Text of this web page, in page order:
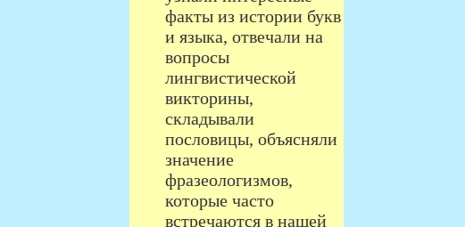
факты из истории букв
и языка, отвечали на
вопросы
лингвистической
викторины,
складывали
пословицы, объясняли
значение
фразеологизмов,
которые часто
встречаются в нашей